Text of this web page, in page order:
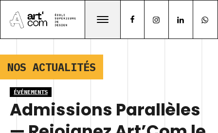
NOS ACTUALITÉS
ÉVÉNEMENTS
Admissions Parallèles